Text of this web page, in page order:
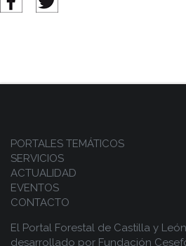
PORTALES TEMÁTICOS
SERVICIOS
ACTUALIDAD
EVENTOS
CONTACTO
El Portal Forestal de Castilla y
desarrollado por Fundación